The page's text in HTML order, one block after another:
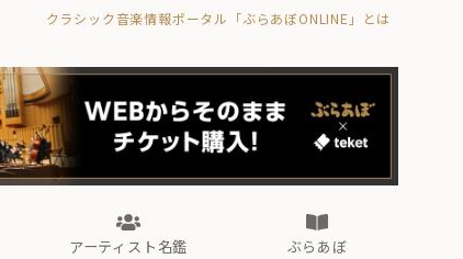
クラシック音楽情報ポータル「ぶらあぼONLINE」とは
アーティスト名鑑 ぶらあぼ
ぶらあぼブラス！
フォルテピアノ・オデッセイ